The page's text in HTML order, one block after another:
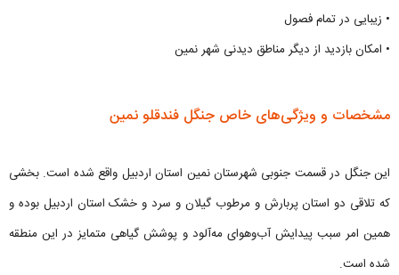
• زیبایی در تمام فصول
• امکان بازدید از دیگر مناطق دیدنی شهر نمین
مشخصات و ویژگی‌های خاص جنگل فندقلو نمین
این جنگل در قسمت جنوبی شهرستان نمین استان اردبیل واقع شده است. بخشی
که تلاقی دو استان پربارش و مرطوب گیلان و سرد و خشک استان اردبیل بوده و
همین امر سبب پیدایش آب‌وهوای مه‌آلود و پوشش گیاهی متمایز در این منطقه
شده است.